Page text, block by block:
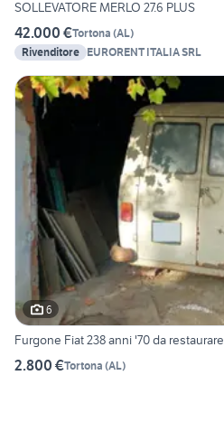
SOLLEVATORE MERLO 27.6 PLUS
42.000 €Tortona (AL)
Rivenditore EURORENT ITALIA SRL
6
Furgone Fiat 238 anni '70 da restaurare
2.800 €Tortona (AL)